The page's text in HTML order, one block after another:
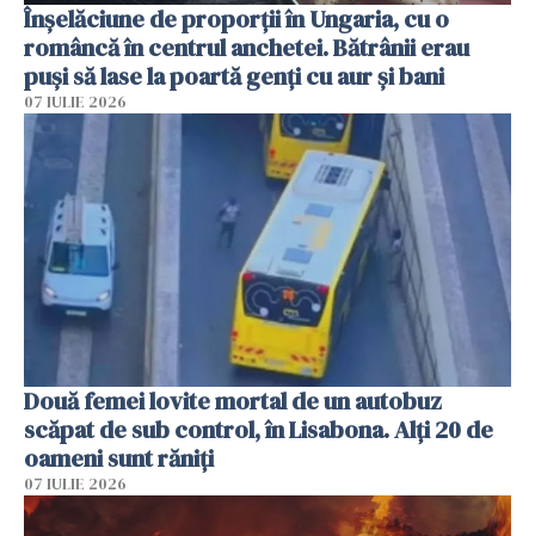
Înșelăciune de proporții în Ungaria, cu o
româncă în centrul anchetei. Bătrânii erau
puși să lase la poartă genți cu aur și bani
07 IULIE 2026
Două femei lovite mortal de un autobuz
scăpat de sub control, în Lisabona. Alți 20 de
oameni sunt răniți
07 IULIE 2026